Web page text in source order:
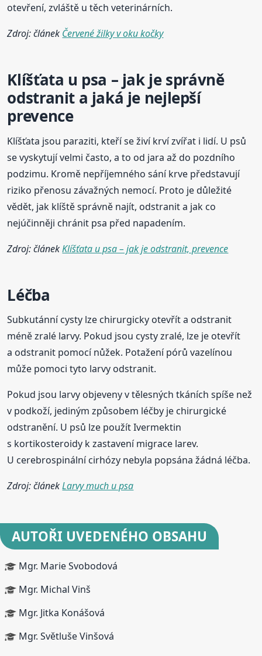
otevření, zvláště u těch veterinárních.
Zdroj: článek Červené žilky v oku kočky
Klíšťata u psa – jak je správně
odstranit a jaká je nejlepší
prevence
Klíšťata jsou paraziti, kteří se živí krví zvířat i lidí. U psů
se vyskytují velmi často, a to od jara až do pozdního
podzimu. Kromě nepříjemného sání krve představují
riziko přenosu závažných nemocí. Proto je důležité
vědět, jak klíště správně najít, odstranit a jak co
nejúčinněji chránit psa před napadením.
Zdroj: článekKlíšťata u psa – jak je odstranit, prevence
Léčba
Subkutánní cysty lze chirurgicky otevřít a odstranit
méně zralé larvy. Pokud jsou cysty zralé, lze je otevřít
a odstranit pomocí nůžek. Potažení pórů vazelínou
může pomoci tyto larvy odstranit.
Pokud jsou larvy objeveny v tělesných tkáních spíše než
v podkoží, jediným způsobem léčby je chirurgické
odstranění. U psů lze použít Ivermektin
s kortikosteroidy k zastavení migrace larev.
U cerebrospinální cirhózy nebyla popsána žádná léčba.
Zdroj: článekLarvy much u psa
AUTOŘI UVEDENÉHO OBSAHU
Mgr. Marie Svobodová
Mgr. Michal Vinš
Mgr. Jitka Konášová
Mgr. Světluše Vinšová